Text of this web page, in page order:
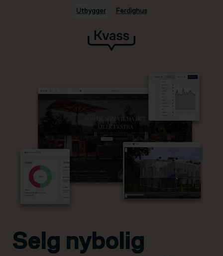
Hopp til hovedinnhold
Utbygger Ferdighus
Selg nybolig